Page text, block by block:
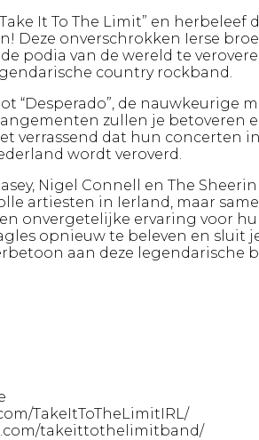
It To The Limit” en herbeleef
Deze onverschrokken Ierse
podia van de wereld te
country rockband.
“Desperado”, de nauwkeurige
zullen je betoveren
verrassend dat hun concerten
wordt veroverd.
Nigel Connell en The
artiesten in Ierland, maar
onvergetelijke ervaring voor
opnieuw te beleven en sluit
aan deze legendarische
TakeItToTheLimitIRL/
takeittothelimitband/